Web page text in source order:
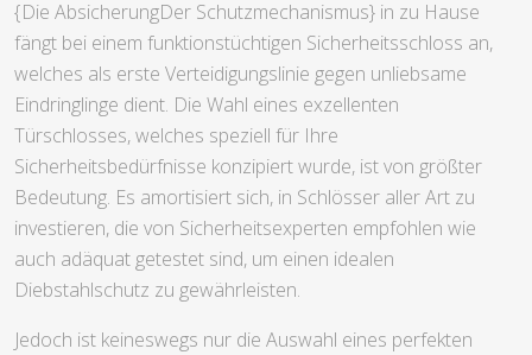
{Die AbsicherungDer Schutzmechanismus} in zu Hause
fängt bei einem funktionstüchtigen Sicherheitsschloss an,
welches als erste Verteidigungslinie gegen unliebsame
Eindringlinge dient. Die Wahl eines exzellenten
Türschlosses, welches speziell für Ihre
Sicherheitsbedürfnisse konzipiert wurde, ist von größter
Bedeutung. Es amortisiert sich, in Schlösser aller Art zu
investieren, die von Sicherheitsexperten empfohlen wie
auch adäquat getestet sind, um einen idealen
Diebstahlschutz zu gewährleisten.
Jedoch ist keineswegs nur die Auswahl eines perfekten